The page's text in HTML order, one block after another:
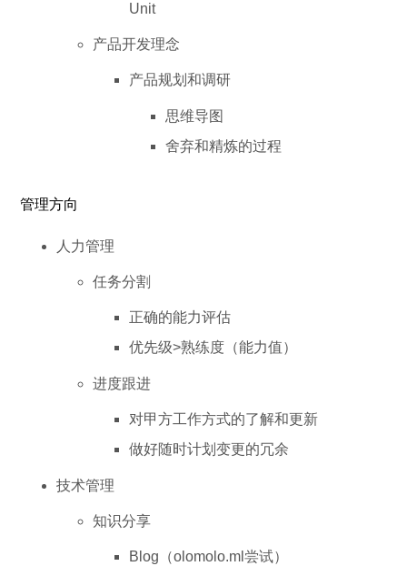
Unit
产品开发理念
产品规划和调研
思维导图
舍弃和精炼的过程
管理方向
人力管理
任务分割
正确的能力评估
优先级>熟练度（能力值）
进度跟进
对甲方工作方式的了解和更新
做好随时计划变更的冗余
技术管理
知识分享
Blog（olomolo.ml尝试）